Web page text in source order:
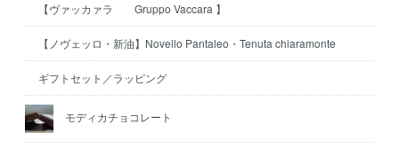
【ヴァッカァラ Gruppo Vaccara 】
【ノヴェッロ・新油】Novello Pantaleo・Tenuta chiaramonte
ギフトセット／ラッピング
モディカチョコレート